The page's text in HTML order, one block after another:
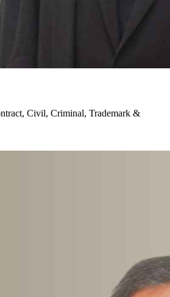
Civil, Criminal, Trademark &